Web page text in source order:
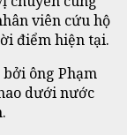
viên cứu hộ
điểm hiện tại.
ông Phạm
dưới nước